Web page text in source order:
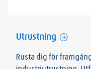
Utrustning
Rusta dig för